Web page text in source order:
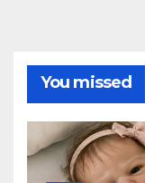
You missed